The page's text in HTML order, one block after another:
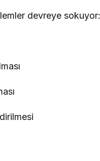
devreye sokuyor: